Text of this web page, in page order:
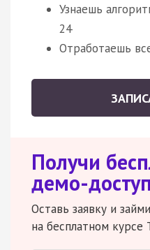
Узнаешь
24
Отработаешь
Получи
демо-доступ
Оставь заявку и
на бесплатном курсе